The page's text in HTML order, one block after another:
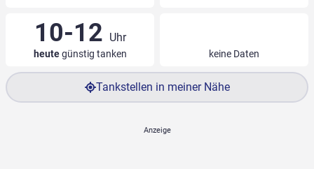
10-12 Uhr
heutegünstig tanken keine Daten
Tankstellen in meiner Nähe